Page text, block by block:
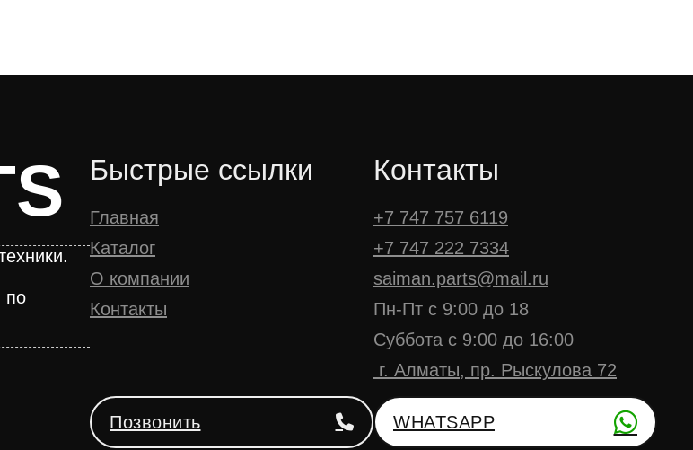
по
Быстрые ссылки
Главная
Каталог
О компании
Контакты
Контакты
+7 747 757 6119
+7 747 222 7334
saiman.parts@mail.ru
Пн-Пт с 9:00 до 18
Суббота с 9:00 до 16:00
г. Алматы, пр. Рыскулова 72
Позвонить WHATSAPP